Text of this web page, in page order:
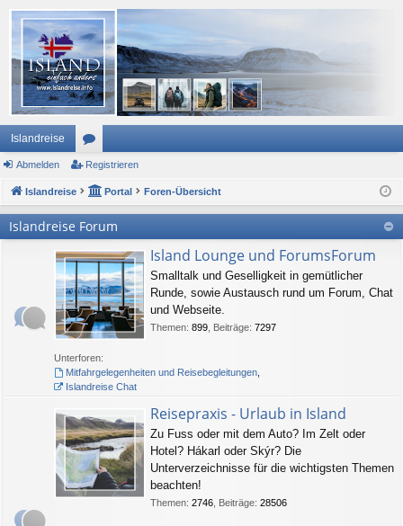
Islandreise
or
en
Abmelden Registrieren
Islandreise Portal Foren-Übersicht
Islandreise Forum
Island Lounge und ForumsForum
Smalltalk und Geselligkeit in gemütlicher
Runde, sowie Austausch rund um Forum, Chat
und Webseite.
Themen: 899 Beiträge: 7297
Unterforen:
Mitfahrgelegenheiten und Reisebegleitungen,
Islandreise Chat
Reisepraxis - Urlaub in Island
Zu Fuss oder mit dem Auto? Im Zelt oder
Hotel? Hákarl oder Skýr? Die
Unterverzeichnisse für die wichtigsten Themen
beachten!
Themen: 2746 Beiträge: 28506